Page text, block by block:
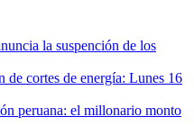
la suspención de los
de cortes de energía: Lunes 16
peruana: el millonario monto